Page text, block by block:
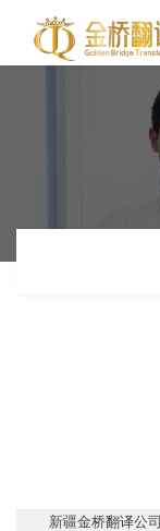
新疆金桥翻译公司